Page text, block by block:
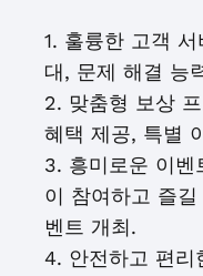
1. 훌륭한 고객
대, 문제 해결 능
2. 맞춤형 보상
혜택 제공, 특별
3. 흥미로운 이벤
이 참여하고 즐
벤트 개최.
4. 안전하고 편리